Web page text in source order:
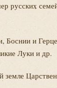
русских
Боснии и
Луки и др.
земле